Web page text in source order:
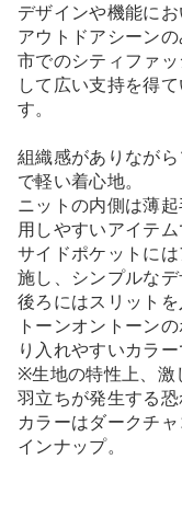
デザインや機能にお
アウトドアシーン
市でのシティファ
して広い支持を得
す。
組織感がありなが
で軽い着心地。
ニットの内側は薄
用しやすいアイテム
サイドポケットに
施し、シンプルなデ
後ろにはスリットを
トーンオントーン
り入れやすいカラー
※生地の特性上、激
羽立ちが発生する恐
カラーはダークチ
インナップ。